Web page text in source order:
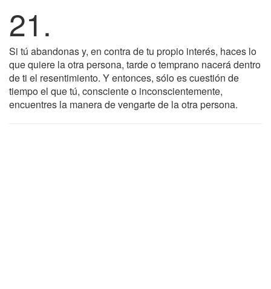
21.
Si tú abandonas y, en contra de tu propio interés, haces lo
que quiere la otra persona, tarde o temprano nacerá dentro
de ti el resentimiento. Y entonces, sólo es cuestión de
tiempo el que tú, consciente o inconscientemente,
encuentres la manera de vengarte de la otra persona.